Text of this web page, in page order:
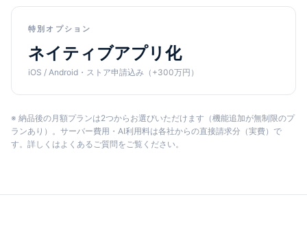
特別オプション
ネイティブアプリ化
iOS / Android・ストア申請込み（+300万円）
※ 納品後の月額プランは2つからお選びいただけます（機能追加が無制限のプ
ランあり）。サーバー費用・AI利用料は各社からの直接請求分（実費）で
す。詳しくはよくあるご質問をご覧ください。